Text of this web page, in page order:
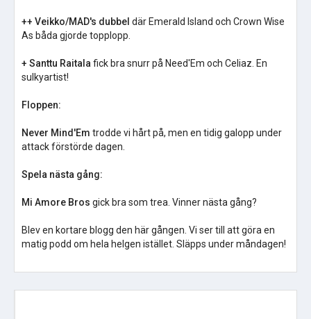
++ Veikko/MAD's dubbel där Emerald Island och Crown Wise
As båda gjorde topplopp.
+ Santtu Raitala fick bra snurr på Need'Em och Celiaz. En
sulkyartist!
Floppen:
Never Mind'Em trodde vi hårt på, men en tidig galopp under
attack förstörde dagen.
Spela nästa gång:
Mi Amore Bros gick bra som trea. Vinner nästa gång?
Blev en kortare blogg den här gången. Vi ser till att göra en
matig podd om hela helgen istället. Släpps under måndagen!